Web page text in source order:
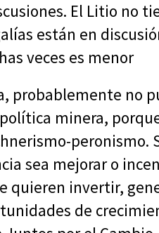
El Litio no
están en
veces es menor
probablemente no
minera,
peronismo.
sea mejorar o
quieren invertir,
de